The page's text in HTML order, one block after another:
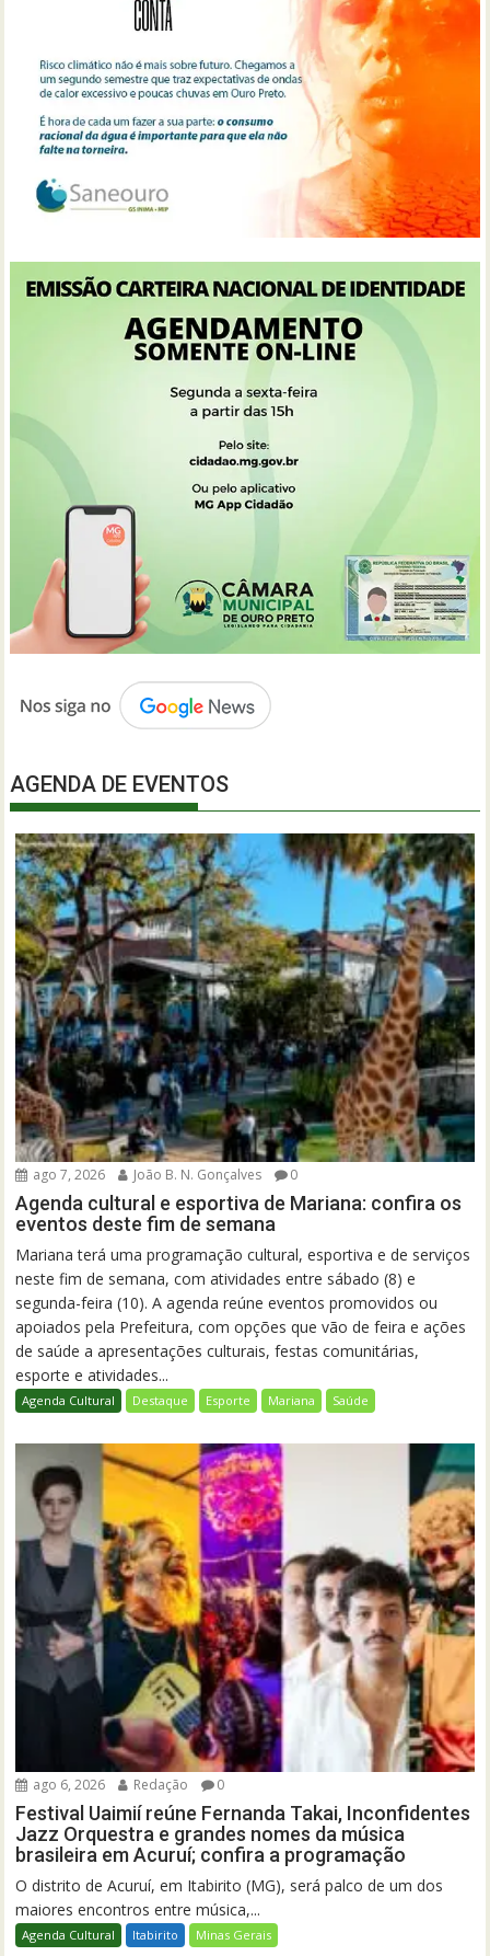
AGENDA DE EVENTOS
ago 7, 2026 João B. N. Gonçalves 0
Agenda cultural e esportiva de Mariana: confira os
eventos deste fim de semana
Mariana terá uma programação cultural, esportiva e de serviços
neste fim de semana, com atividades entre sábado (8) e
segunda-feira (10). A agenda reúne eventos promovidos ou
apoiados pela Prefeitura, com opções que vão de feira e ações
de saúde a apresentações culturais, festas comunitárias,
esporte e atividades...
Agenda Cultural Destaque Esporte Mariana Saúde
ago 6, 2026 Redação 0
Festival Uaimií reúne Fernanda Takai, Inconfidentes
Jazz Orquestra e grandes nomes da música
brasileira em Acuruí; confira a programação
O distrito de Acuruí, em Itabirito (MG), será palco de um dos
maiores encontros entre música,...
Agenda Cultural Itabirito Minas Gerais